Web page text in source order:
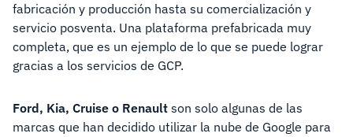
fabricación y producción hasta su comercialización y
servicio posventa. Una plataforma prefabricada muy
completa, que es un ejemplo de lo que se puede lograr
gracias a los servicios de GCP.
Ford, Kia, Cruise o Renault son solo algunas de las
marcas que han decidido utilizar la nube de Google para